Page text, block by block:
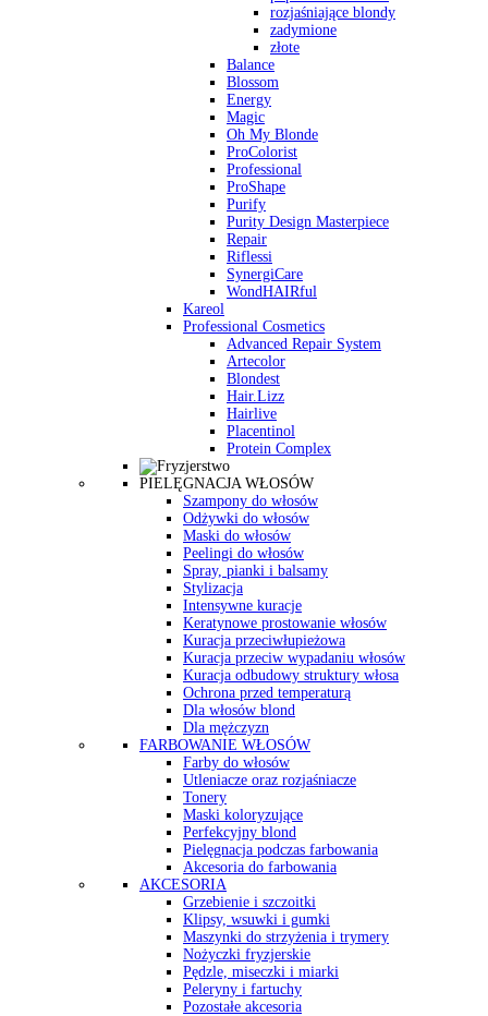
rozjaśniające blondy
zadymione
złote
Balance
Blossom
Energy
Magic
Oh My Blonde
ProColorist
Professional
ProShape
Purify
Purity Design Masterpiece
Repair
Riflessi
SynergiCare
WondHAIRful
Kareol
Professional Cosmetics
Advanced Repair System
Artecolor
Blondest
Hair.Lizz
Hairlive
Placentinol
Protein Complex
PIELĘGNACJA WŁOSÓW
Szampony do włosów
Odżywki do włosów
Maski do włosów
Peelingi do włosów
Spray, pianki i balsamy
Stylizacja
Intensywne kuracje
Keratynowe prostowanie włosów
Kuracja przeciwłupieżowa
Kuracja przeciw wypadaniu włosów
Kuracja odbudowy struktury włosa
Ochrona przed temperaturą
Dla włosów blond
Dla mężczyzn
FARBOWANIE WŁOSÓW
Farby do włosów
Utleniacze oraz rozjaśniacze
Tonery
Maski koloryzujące
Perfekcyjny blond
Pielęgnacja podczas farbowania
Akcesoria do farbowania
AKCESORIA
Grzebienie i szczoitki
Klipsy, wsuwki i gumki
Maszynki do strzyżenia i trymery
Nożyczki fryzjerskie
Pędzle, miseczki i miarki
Peleryny i fartuchy
Pozostałe akcesoria